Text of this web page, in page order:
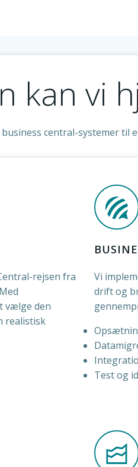
kan vi
central-systemer
rejsen fra
vælge den
realistisk
Vi
drift og
Test og